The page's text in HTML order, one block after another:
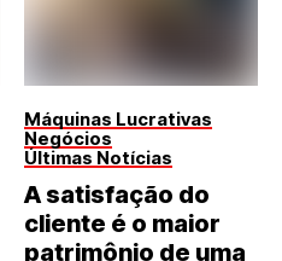
Máquinas Lucrativas
Negócios
Últimas Notícias
A satisfação do
cliente é o maior
patrimônio de uma